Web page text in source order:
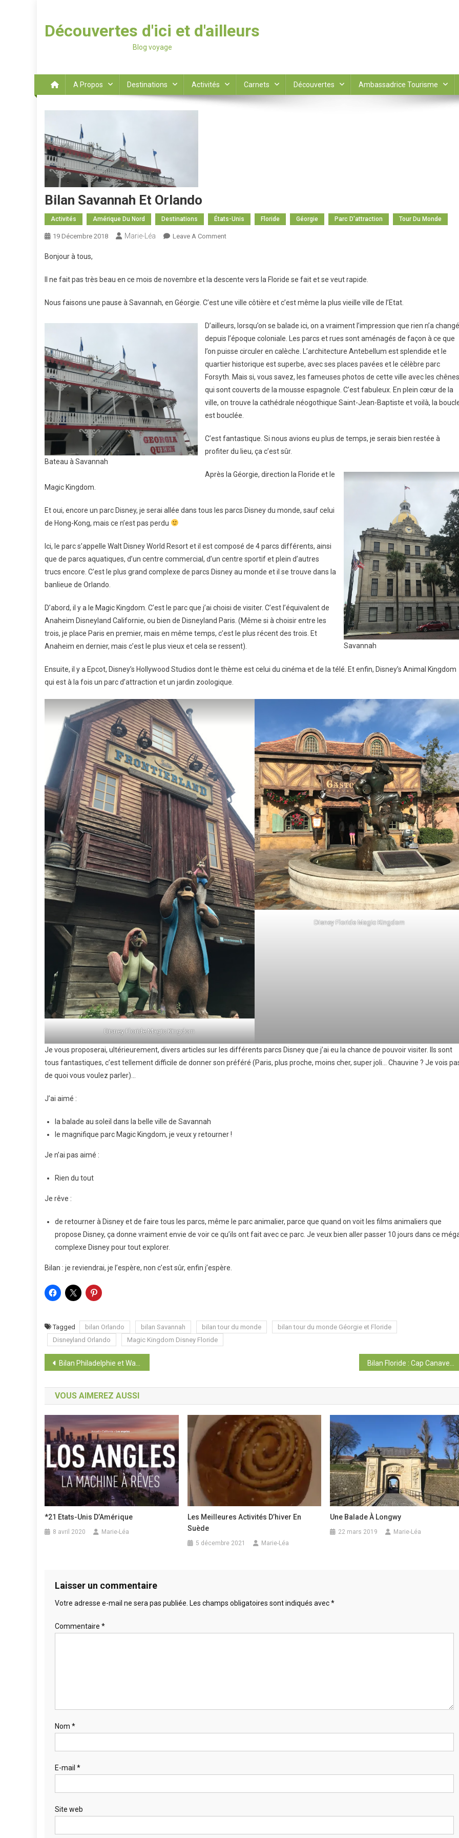
Découvertes d'ici et d'ailleurs
Blog voyage
A Propos Destinations Activités Carnets Découvertes Ambassadrice Tourisme
Bilan Savannah Et Orlando
Activités Amérique Du Nord Destinations États-Unis Floride Géorgie Parc D'attraction Tour Du Monde
19 Décembre 2018 Marie-Léa Leave A CommentOn
Orlando
Bonjour à tous,
Il ne fait pas très beau en ce mois de novembre et la descente vers la Floride se fait et se veut rapide.
Nous faisons une pause à Savannah, en Géorgie. C’est une ville côtière et c’est même la plus vieille ville de l’Etat.
Bateau à Savannah
D’ailleurs, lorsqu’on se balade ici, on a vraiment l’impression que rien n’a changé
depuis l’époque coloniale. Les parcs et rues sont aménagés de façon à ce que
l’on puisse circuler en calèche. L’architecture Antebellum est splendide et le
quartier historique est superbe, avec ses places pavées et le célèbre parc
Forsyth. Mais si, vous savez, les fameuses photos de cette ville avec les chênes
qui sont couverts de la mousse espagnole. C’est fabuleux. En plein cœur de la
ville, on trouve la cathédrale néogothique Saint-Jean-Baptiste et voilà, la
est bouclée.
C’est fantastique. Si nous avions eu plus de temps, je serais bien restée à
profiter du lieu, ça c’est sûr.
Savannah
Après la Géorgie, direction la Floride et le
Magic Kingdom.
Et oui, encore un parc Disney, je serai allée dans tous les parcs Disney du monde, sauf celui
de Hong-Kong, mais ce n’est pas perdu
Ici, le parc s’appelle Walt Disney World Resort et il est composé de 4 parcs différents, ainsi
que de parcs aquatiques, d’un centre commercial, d’un centre sportif et plein d’autres
trucs encore. C’est le plus grand complexe de parcs Disney au monde et il se trouve dans la
banlieue de Orlando.
D’abord, il y a le Magic Kingdom. C’est le parc que j’ai choisi de visiter. C’est l’équivalent de
Anaheim Disneyland Californie, ou bien de Disneyland Paris. (Même si à choisir entre les
trois, je place Paris en premier, mais en même temps, c’est le plus récent des trois. Et
Anaheim en dernier, mais c’est le plus vieux et cela se ressent).
Ensuite, il y a Epcot, Disney’s Hollywood Studios dont le thème est celui du cinéma et de la télé. Et enfin, Disney’s Animal Kingdom
qui est à la fois un parc d’attraction et un jardin zoologique.
Disney Floride Magic Kingdom
Disney Floride Magic Kingdom
Je vous proposerai, ultérieurement, divers articles sur les différents parcs Disney que j’ai eu la chance de pouvoir visiter. Ils sont
tous fantastiques, c’est tellement difficile de donner son préféré (Paris, plus proche, moins cher, super joli… Chauvine ? Je vois
de quoi vous voulez parler)…
J’ai aimé :
la balade au soleil dans la belle ville de Savannah
le magnifique parc Magic Kingdom, je veux y retourner !
Je n’ai pas aimé :
Rien du tout
Je rêve :
de retourner à Disney et de faire tous les parcs, même le parc animalier, parce que quand on voit les films animaliers que
propose Disney, ça donne vraiment envie de voir ce qu’ils ont fait avec ce parc. Je veux bien aller passer 10 jours dans ce
complexe Disney pour tout explorer.
Bilan : je reviendrai, je l’espère, non c’est sûr, enfin j’espère.
Tagged bilan Orlando bilan Savannah bilan tour du monde
bilan tour du monde Géorgie et Floride
Disneyland Orlando
Magic Kingdom Disney Floride
Navigation
de
l’article
Bilan Philadelphie et Washington D.C.
VOUS AIMEREZ AUSSI
*21 Etats-Unis D’Amérique
8 avril 2020 Marie-Léa
Les Meilleures Activités D’hiver En
Suède
5 décembre 2021 Marie-Léa
Une Balade À Longwy
22 mars 2019 Marie-Léa
Laisser un commentaire
Votre adresse e-mail ne sera pas publiée. Les champs obligatoires sont indiqués avec*
Commentaire *
Nom *
E-mail *
Site web